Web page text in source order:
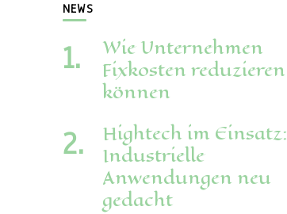
NEWS
Wie Unternehmen
Fixkosten reduzieren
können
Hightech im Einsatz:
Industrielle
Anwendungen neu
gedacht